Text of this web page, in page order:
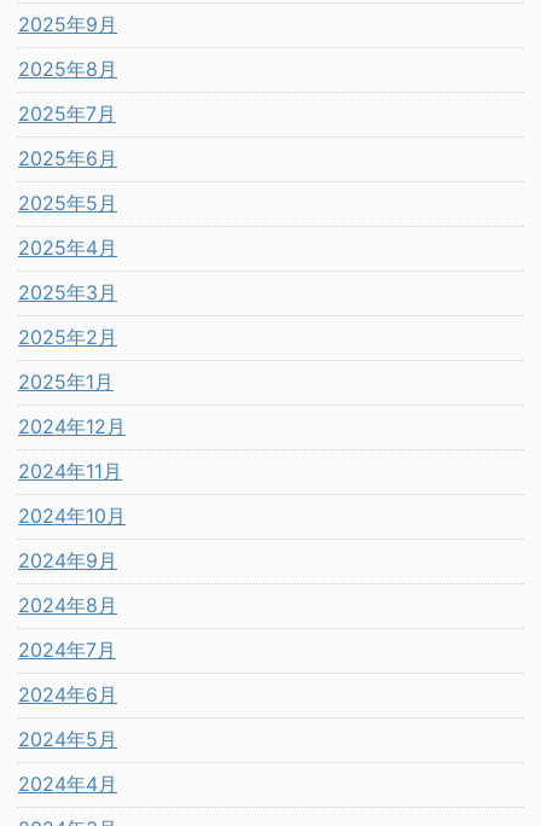
2025年9月
2025年8月
2025年7月
2025年6月
2025年5月
2025年4月
2025年3月
2025年2月
2025年1月
2024年12月
2024年11月
2024年10月
2024年9月
2024年8月
2024年7月
2024年6月
2024年5月
2024年4月